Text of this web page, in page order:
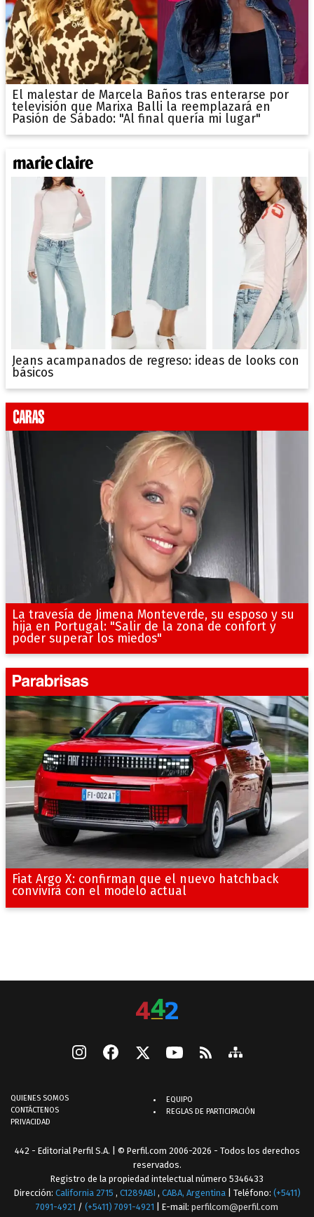
El malestar de Marcela Baños tras enterarse por
televisión que Marixa Balli la reemplazará en
Pasión de Sábado: "Al final quería mi lugar"
Jeans acampanados de regreso: ideas de looks con
básicos
La travesía de Jimena Monteverde, su esposo y su
hija en Portugal: "Salir de la zona de confort y
poder superar los miedos"
Fiat Argo X: confirman que el nuevo hatchback
convivirá con el modelo actual
QUIENES SOMOS
CONTÁCTENOS
PRIVACIDAD
EQUIPO
REGLAS DE PARTICIPACIÓN
442 - Editorial Perfil S.A. | © Perfil.com 2006-2026 - Todos los derechos
reservados.
Registro de la propiedad intelectual número 5346433
Dirección: California 2715 , C1289ABI , CABA, Argentina | Teléfono: (+5411)
7091-4921 / (+5411) 7091-4921 | E-mail: perfilcom@perfil.com